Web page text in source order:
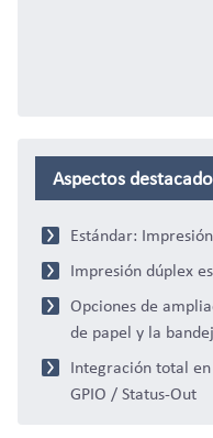
Aspectos
Estándar:
Impresión dúplex
Opciones de
de papel y la
Integración total
GPIO / Status-Out